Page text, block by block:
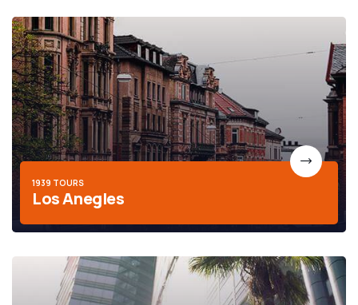
1939 TOURS
Los Anegles